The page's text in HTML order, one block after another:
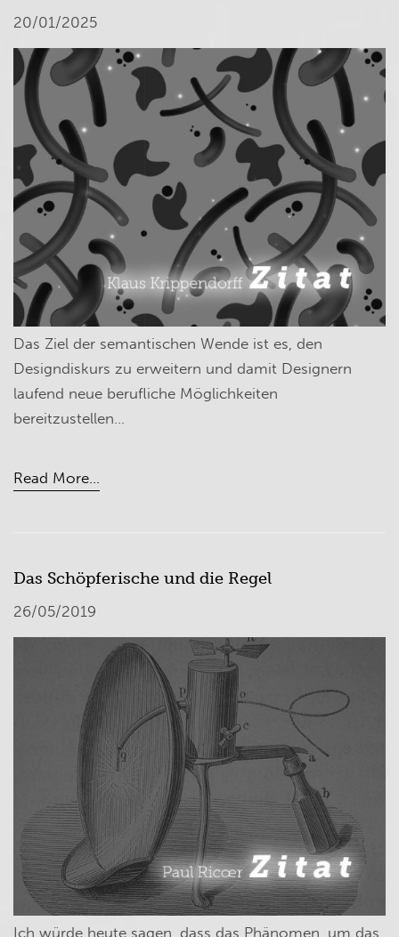
20/01/2025
Das Ziel der semantischen Wende ist es, den
Designdiskurs zu erweitern und damit Designern
laufend neue berufliche Möglichkeiten
bereitzustellen…
Read More...
Das Schöpferische und die Regel
26/05/2019
Ich würde heute sagen, dass das Phänomen, um das